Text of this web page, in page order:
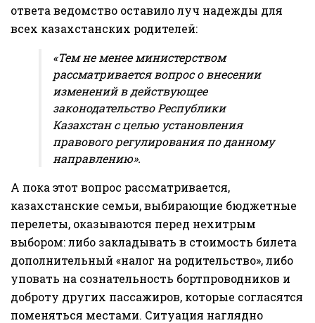
ответа ведомство оставило луч надежды для
всех казахстанских родителей:
«Тем не менее министерством
рассматривается вопрос о внесении
изменений в действующее
законодательство Республики
Казахстан с целью установления
правового регулирования по данному
направлению».
А пока этот вопрос рассматривается,
казахстанские семьи, выбирающие бюджетные
перелеты, оказываются перед нехитрым
выбором: либо закладывать в стоимость билета
дополнительный «налог на родительство», либо
уповать на сознательность бортпроводников и
доброту других пассажиров, которые согласятся
поменяться местами. Ситуация наглядно